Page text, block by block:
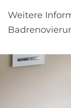
Weitere